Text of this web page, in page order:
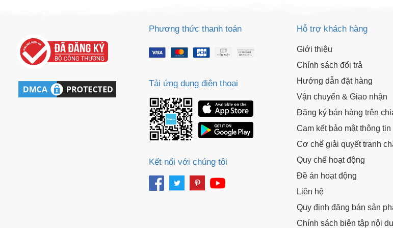
Phương thức thanh toán
Tải ứng dụng điện thoại
Kết nối với chúng tôi
Hỗ trợ khách hàng
Giới thiệu
Chính sách đổi trả
Hướng dẫn đặt hàng
Vận chuyển & Giao nhận
Đăng ký bán hàng trên
Cam kết bảo mật thông tin
Cơ chế giải quyết tranh
Quy chế hoạt động
Đề án hoạt động
Liên hệ
Quy định đăng bán sản
Chính sách biên tập nội
mã.
LẤY MÃ NGAY
LẤY MÃ NGAY